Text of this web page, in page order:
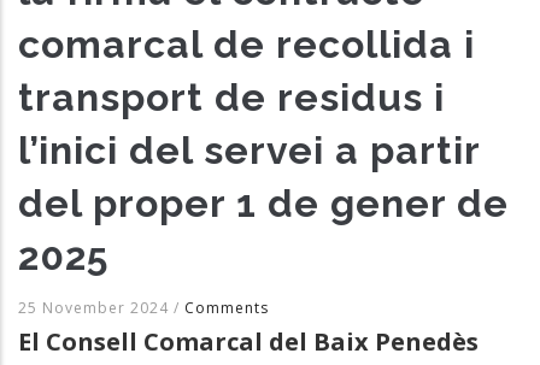
comarcal de recollida i
transport de residus i
l’inici del servei a partir
del proper 1 de gener de
2025
25 November 2024 / Comments
El Consell Comarcal del Baix Penedès